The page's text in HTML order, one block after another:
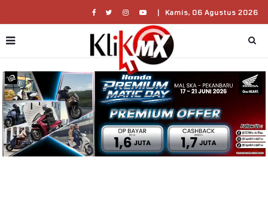
| Kamis, 06 Agustus 2026